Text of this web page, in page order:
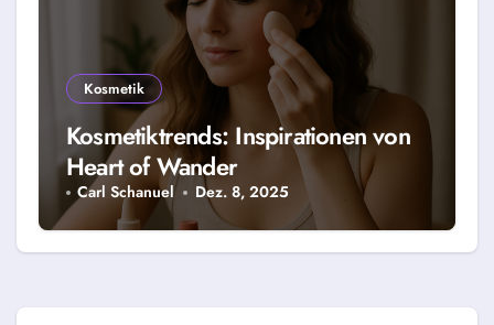
Kosmetik
Kosmetiktrends: Inspirationen von
Heart of Wander
Carl Schanuel Dez. 8, 2025